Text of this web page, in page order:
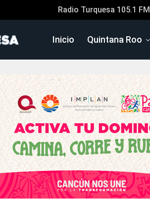
Radio Turquesa 105.1 FM
Inicio Quintana Roo